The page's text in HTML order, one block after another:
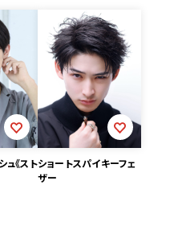
ュ《ストショートスパイキーフェ
ザー